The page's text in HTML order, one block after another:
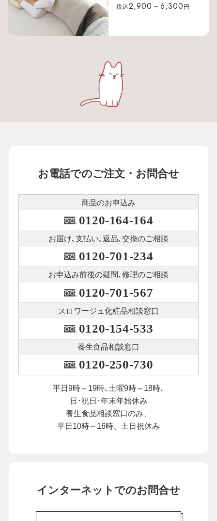
税込2,900～6,300 円
お電話でのご注文・お問合せ
商品のお申込み
0120-164-164
お届け､支払い､ 返品､交換のご相談
0120-701-234
お申込み前後の疑問､修理のご相談
0120-701-567
スロワージュ化粧品相談窓口
0120-154-533
養生食品相談窓口
0120-250-730
平日9時～19時､土曜9時～18時､
日･祝日･年末年始休み
養生食品相談窓口のみ、
平日10時～16時、土日祝休み
インターネットでのお問合せ